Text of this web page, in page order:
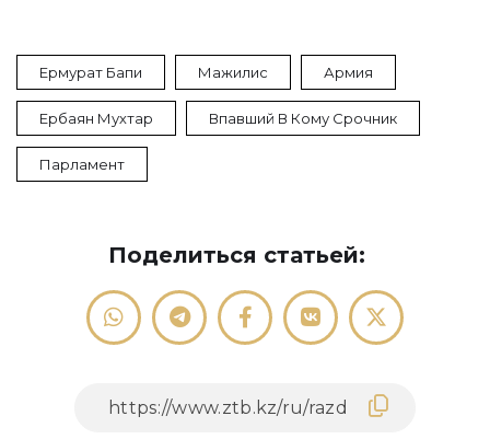
Ермурат Бапи Мажилис Армия
Ербаян Мухтар Впавший В Кому Срочник
Парламент
Поделиться статьей: